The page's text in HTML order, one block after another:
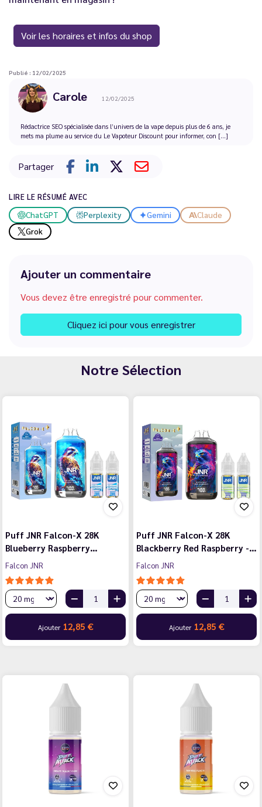
Voir les horaires et infos du shop
Publié : 12/02/2025
Carole 12/02/2025
Rédactrice SEO spécialisée dans l’univers de la vape depuis plus de 6 ans, je
mets ma plume au service du Le Vapoteur Discount pour informer, con [...]
Partager
LIRE LE RÉSUMÉ AVEC
ChatGPT Perplexity Gemini
Claude
Grok
Ajouter un commentaire
Vous devez être enregistré pour commenter.
Cliquez ici pour vous enregistrer
Notre Sélection
Puff JNR Falcon-X 28K
Blueberry Raspberry…
Falcon JNR
Ajouter 12,85 €
Puff JNR Falcon-X 28K
Blackberry Red Raspberry -…
Falcon JNR
Ajouter 12,85 €